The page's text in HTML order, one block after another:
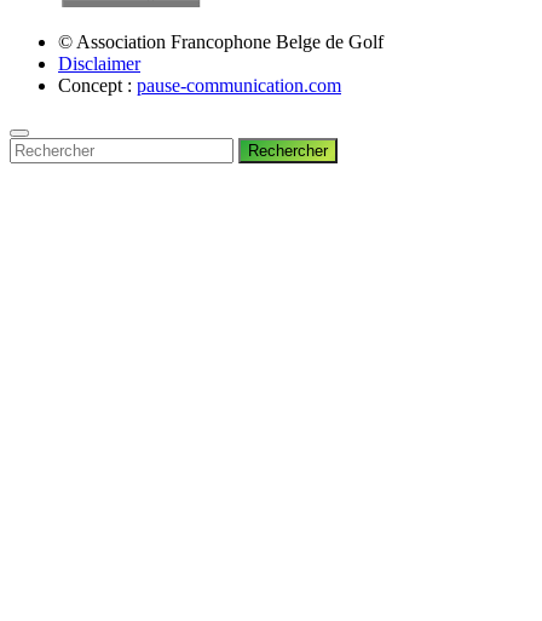
© Association Francophone Belge de Golf
Disclaimer
Concept : pause-communication.com
Rechercher